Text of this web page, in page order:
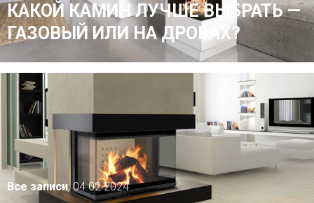
КАКОЙ КАМИН ЛУЧШЕ ВЫБРАТЬ —
ГАЗОВЫЙ ИЛИ НА ДРОВАХ?
Все записи, 04.02.2024